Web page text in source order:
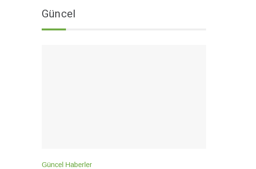
Güncel
Güncel Haberler